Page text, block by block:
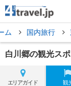
ム 国内旅行
白川郷の観光ス
エリアガイド 観